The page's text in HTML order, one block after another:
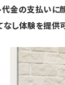
代金の支払いに
なし体験を提供